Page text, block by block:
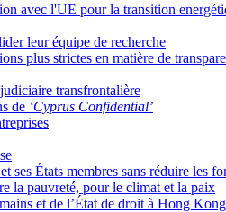
avec l'UE pour la transition
leur équipe de recherche
plus strictes en matière de
transfrontalière
de ‘Cyprus Confidential’
États membres sans réduire les
la pauvreté, pour le climat et la paix
et de l’État de droit à Hong